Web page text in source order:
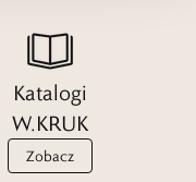
Katalogi
W.KRUK
Zobacz